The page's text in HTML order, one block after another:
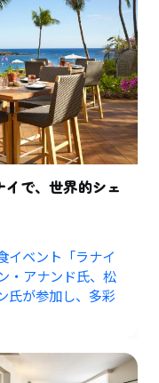
で、世界的シェ
イベント「ラナイ
・アナンド氏、松
氏が参加し、多彩